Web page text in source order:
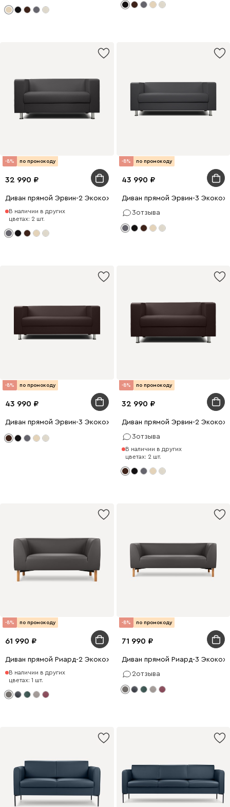
-8% по промокоду
32 990
Диван прямой Эрвин-2 Экокожа Серый
В наличии в других
цветах: 2 шт.
-8% по промокоду
43 990
Диван прямой Эрвин-3
3отзыва
-8% по промокоду
43 990
Диван прямой Эрвин-3 Экокожа Коричневый
-8% по промокоду
32 990
Диван прямой Эрвин-2
3отзыва
В наличии в других
цветах: 2 шт.
-8% по промокоду
61 990
Диван прямой Риард-2 Экокожа Серый
В наличии в других
цветах: 1 шт.
-8% по промокоду
71 990
Диван прямой Риард-3
2отзыва